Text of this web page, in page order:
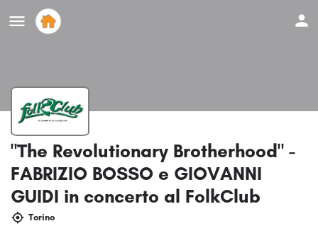
"The Revolutionary Brotherhood" -
FABRIZIO BOSSO e GIOVANNI
GUIDI in concerto al FolkClub
Torino